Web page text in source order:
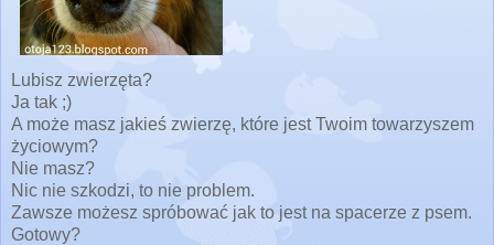
Lubisz zwierzęta?
Ja tak ;)
A może masz jakieś zwierzę, które jest Twoim towarzyszem
życiowym?
Nie masz?
Nic nie szkodzi, to nie problem.
Zawsze możesz spróbować jak to jest na spacerze z psem.
Gotowy?